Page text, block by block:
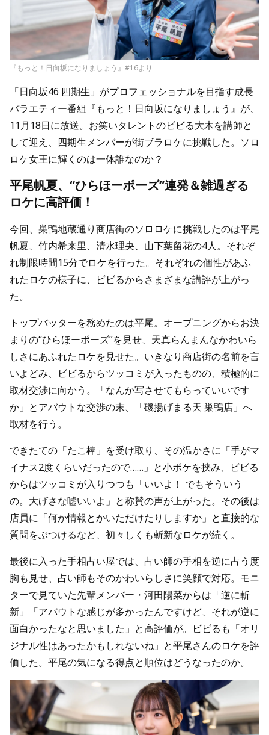
『もっと！日向坂になりましょう』#16より
「日向坂46 四期生」がプロフェッショナルを目指す成長
バラエティー番組『もっと！日向坂になりましょう』が、
11月18日に放送。お笑いタレントのビビる大木を講師と
して迎え、四期生メンバーが街ブラロケに挑戦した。ソロ
ロケ女王に輝くのは一体誰なのか？
平尾帆夏、“ひらほーポーズ”連発＆雑過ぎる
ロケに高評価！
今回、巣鴨地蔵通り商店街のソロロケに挑戦したのは平尾
帆夏、竹内希来里、清水理央、山下葉留花の4人。それぞ
れ制限時間15分でロケを行った。それぞれの個性があふ
れたロケの様子に、ビビるからさまざまな講評が上がっ
た。
トップバッターを務めたのは平尾。オープニングからお決
まりの“ひらほーポーズ”を見せ、天真らんまんなかわいら
しさにあふれたロケを見せた。いきなり商店街の名前を言
いよどみ、ビビるからツッコミが入ったものの、積極的に
取材交渉に向かう。「なんか写させてもらっていいです
か」とアバウトな交渉の末、「磯揚げまる天 巣鴨店」へ
取材を行う。
できたての「たこ棒」を受け取り、その温かさに「手がマ
イナス2度くらいだったので……」と小ボケを挟み、ビビる
からはツッコミが入りつつも「いいよ！ でもそういう
の。大げさな嘘いいよ」と称賛の声が上がった。その後は
店員に「何か情報とかいただけたりしますか」と直接的な
質問をぶつけるなど、初々しくも斬新なロケが続く。
最後に入った手相占い屋では、占い師の手相を逆に占う度
胸も見せ、占い師もそのかわいらしさに笑顔で対応。モニ
ターで見ていた先輩メンバー・河田陽菜からは「逆に斬
新」「アバウトな感じが多かったんですけど、それが逆に
面白かったなと思いました」と高評価が。ビビるも「オリ
ジナル性はあったかもしれないね」と平尾さんのロケを評
価した。平尾の気になる得点と順位はどうなったのか。